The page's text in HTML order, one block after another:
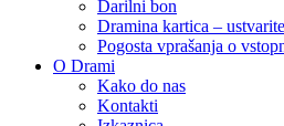
Darilni bon
Dramina kartica –
Pogosta vprašanja o
O Drami
Kako do nas
Kontakti